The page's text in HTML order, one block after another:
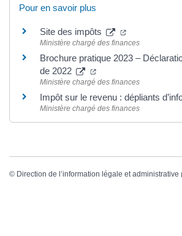
Pour en savoir plus
Site des impôts (ouverture
Ministère chargé des finances
Brochure pratique 2023 –
de 2022
(ouverture dans un
Ministère chargé des finances
Impôt sur le revenu : dépliants
Ministère chargé des finances
© Direction de l’information légale et administrative